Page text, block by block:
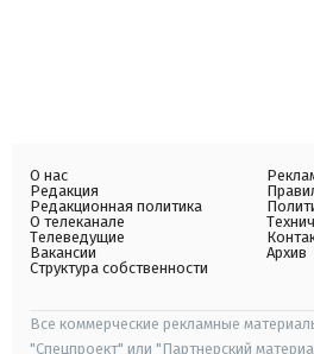
О нас
Редакция
Редакционная политика
О телеканале
Телеведущие
Вакансии
Структура собственности
Архив
Все коммерческие рекламные
"Спецпроект" или "Партнерский